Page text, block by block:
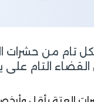
تام من حشرات
التام على